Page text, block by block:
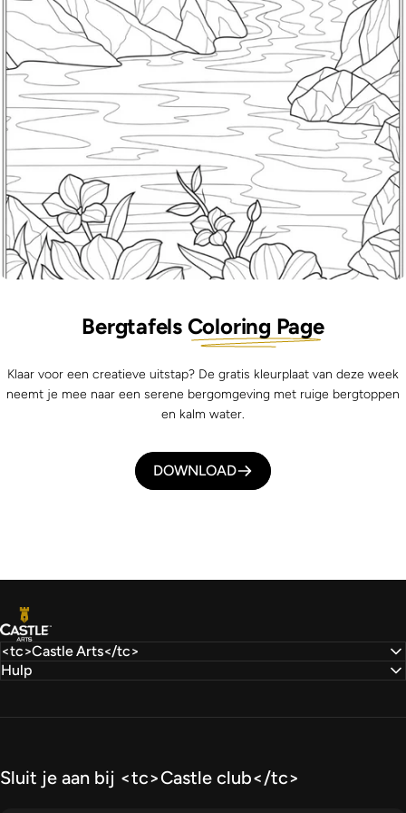
Bergtafels Coloring Page
Klaar voor een creatieve uitstap? De gratis kleurplaat van deze week
neemt je mee naar een serene bergomgeving met ruige bergtoppen
en kalm water.
DOWNLOAD
Castle Arts
<tc>Castle Arts</tc>
Hulp
Sluit je aan bij <tc>Castle club</tc>